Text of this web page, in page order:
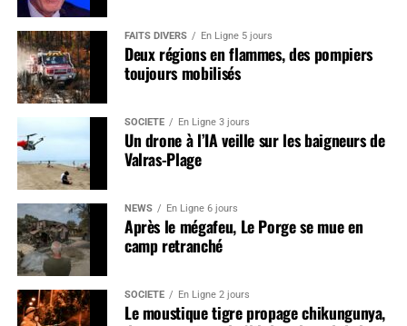
FAITS DIVERS En Ligne 5 jours
Deux régions en flammes, des pompiers
toujours mobilisés
SOCIÉTÉ En Ligne 3 jours
Un drone à l’IA veille sur les baigneurs de
Valras-Plage
NEWS En Ligne 6 jours
Après le mégafeu, Le Porge se mue en
camp retranché
SOCIÉTÉ En Ligne 2 jours
Le moustique tigre propage chikungunya,